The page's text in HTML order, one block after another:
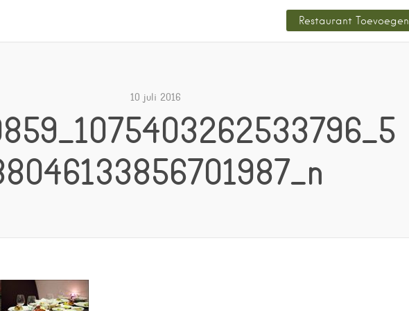
Restaurant Toevoegen
10 juli 2016